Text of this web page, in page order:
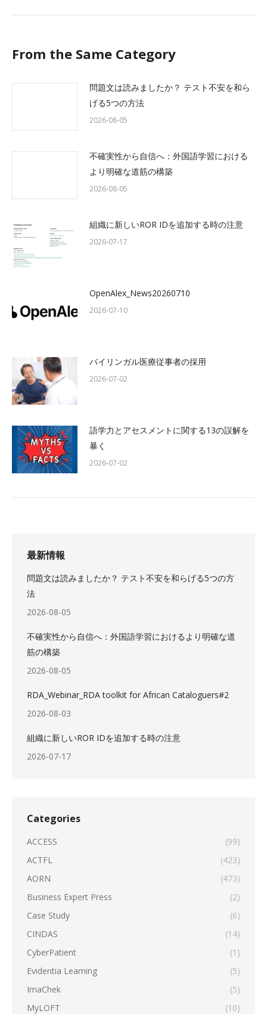
From the Same Category
問題文は読みましたか？ テスト不安を和ら
げる5つの方法
2026-08-05
不確実性から自信へ：外国語学習における
より明確な道筋の構築
2026-08-05
組織に新しいROR IDを追加する時の注意
2026-07-17
OpenAlex_News20260710
2026-07-10
バイリンガル医療従事者の採用
2026-07-02
語学力とアセスメントに関する13の誤解を
暴く
2026-07-02
最新情報
問題文は読みましたか？ テスト不安を和らげる5つの方
法
2026-08-05
不確実性から自信へ：外国語学習におけるより明確な道
筋の構築
2026-08-05
RDA_Webinar_RDA toolkit for African Cataloguers#2
2026-08-03
組織に新しいROR IDを追加する時の注意
2026-07-17
Categories
ACCESS
(99)
ACTFL
(423)
AORN
(473)
Business Expert Press
(2)
Case Study
(6)
CINDAS
(14)
CyberPatient
(1)
Evidentia Learning
(5)
ImaChek
(5)
MyLOFT
(10)